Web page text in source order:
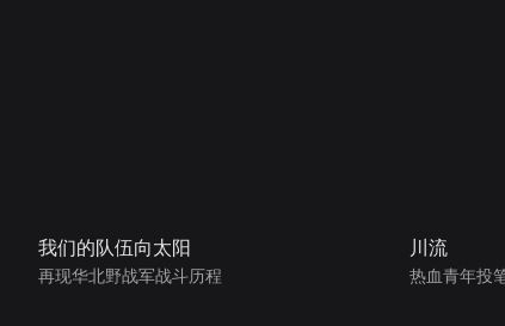
我们的队伍向太阳
再现华北野战军战斗历程
川流
热血青年投